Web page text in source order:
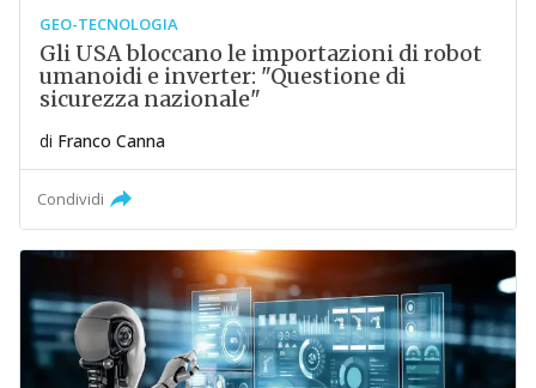
GEO-TECNOLOGIA
Gli USA bloccano le importazioni di robot
umanoidi e inverter: "Questione di
sicurezza nazionale"
di Franco Canna
Condividi